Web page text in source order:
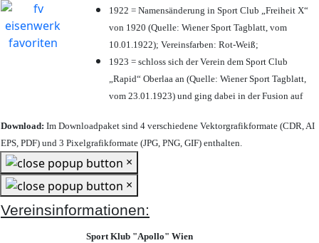
1922 = Namensänderung in Sport Club „Freiheit X“
von 1920 (Quelle: Wiener Sport Tagblatt, vom
10.01.1922); Vereinsfarben: Rot-Weiß;
1923 = schloss sich der Verein dem Sport Club
„Rapid“ Oberlaa an (Quelle: Wiener Sport Tagblatt,
vom 23.01.1923) und ging dabei in der Fusion auf
Download: Im Downloadpaket sind 4 verschiedene Vektorgrafikformate (CDR, AI
EPS, PDF) und 3 Pixelgrafikformate (JPG, PNG, GIF) enthalten.
×
×
Vereinsinformationen:
Sport Klub "Apollo" Wien